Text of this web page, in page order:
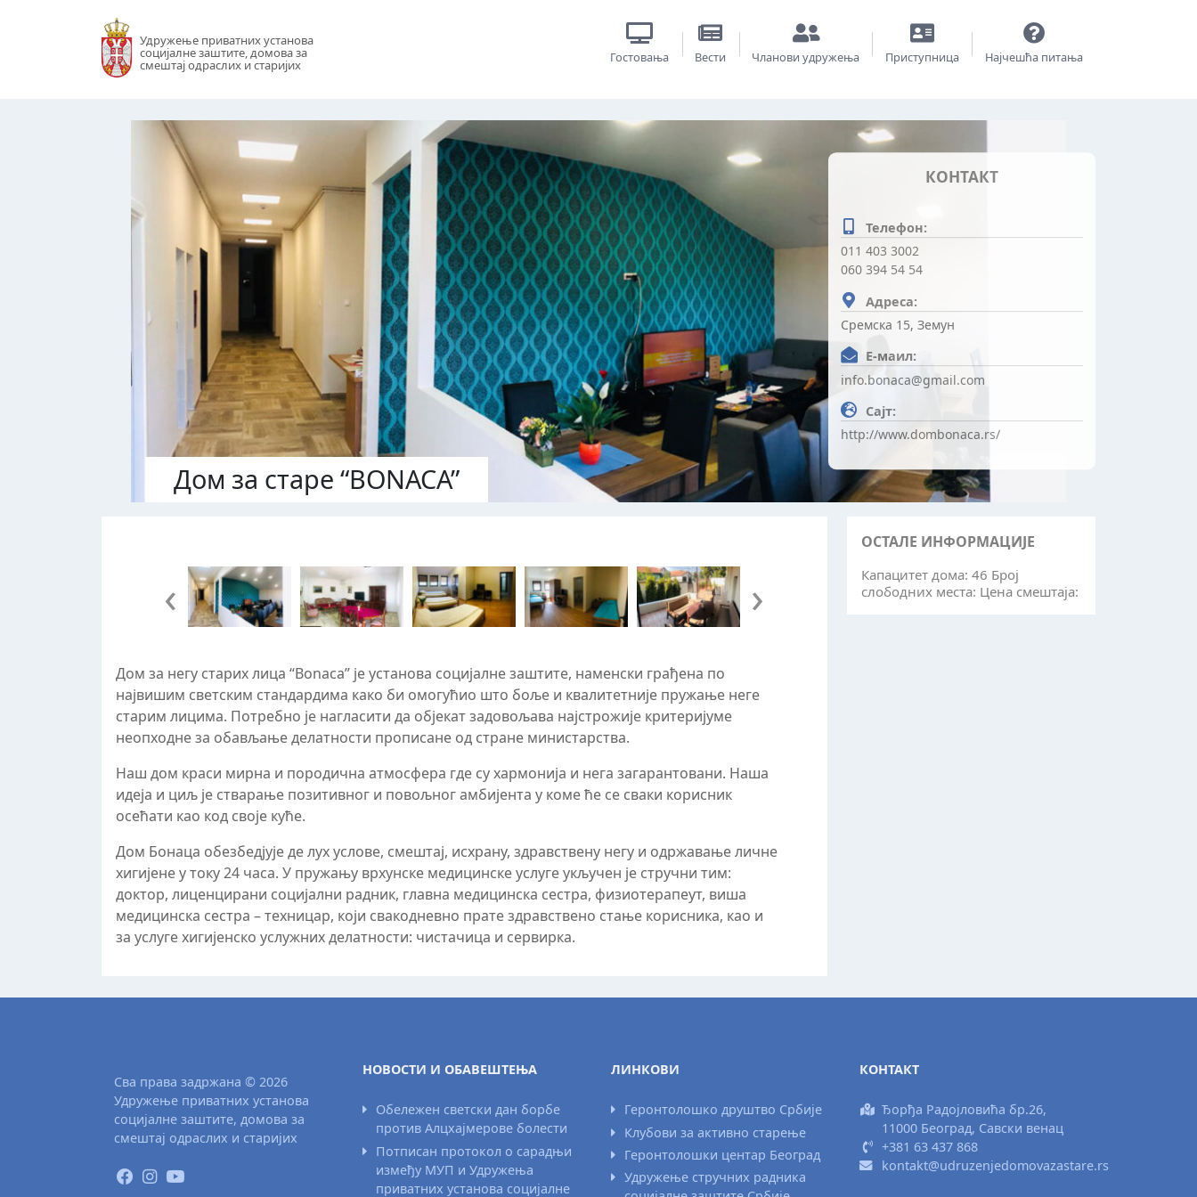
Удружење приватних установа
социјалне заштите, домова за
смештај одраслих и старијих
Гостовања Вести Чланови удружења Приступница Најчешћа питања
Дом за старе “BONACA”
КОНТАКТ
Телефон:
011 403 3002
060 394 54 54
Адреса:
Сремска 15, Земун
Е-маил:
info.bonaca@gmail.com
Сајт:
http://www.dombonaca.rs/
‹ ›
Дом за негу старих лица “Bonaca” је установа социјалне заштите, наменски грађена по
највишим светским стандардима како би омогућио што боље и квалитетније пружање неге
старим лицима. Потребно је нагласити да објекат задовољава најстрожије критеријуме
неопходне за обављање делатности прописане од стране министарства.
Наш дом краси мирна и породична атмосфера где су хармонија и нега загарантовани. Наша
идеја и циљ је стварање позитивног и повољног амбијента у коме ће се сваки корисник
осећати као код своје куће.
Дом Бонаца обезбедјује де луx услове, смештај, исхрану, здравствену негу и одржавање личне
хигијене у току 24 часа. У пружању врхунске медицинске услуге укључен је стручни тим:
доктор, лиценцирани социјални радник, главна медицинска сестра, физиотерапеут, виша
медицинска сестра – техницар, који свакодневно прате здравствено стање корисника, као и
за услуге хигијенско услужних делатности: чистачица и сервирка.
ОСТАЛЕ ИНФОРМАЦИЈЕ
Капацитет дома: 46 Број
слободних места: Цена смештаја:
Сва права задржана © 2026
Удружење приватних установа
социјалне заштите, домова за
смештај одраслих и старијих
НОВОСТИ И ОБАВЕШТЕЊА
Обележен светски дан борбе
против Алцхајмерове болести
Потписан протокол о сарадњи
између МУП и Удружења
приватних установа социјалне
ЛИНКОВИ
Геронтолошко друштво Србије
Клубови за активно старење
Геронтолошки центар Београд
Удружење стручних радника
КОНТАКТ
Ђорђа Радојловића бр.26,
11000 Београд, Савски венац
+381 63 437 868
kontakt@udruzenjedomovazastare.rs